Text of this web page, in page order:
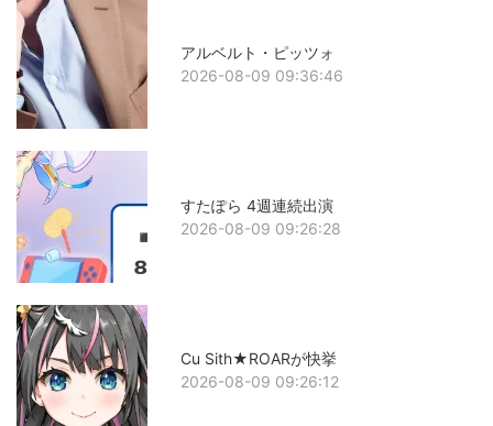
アルベルト・ピッツォ
2026-08-09 09:36:46
すたぽら 4週連続出演
2026-08-09 09:26:28
Cu Sith★ROARが快挙
2026-08-09 09:26:12